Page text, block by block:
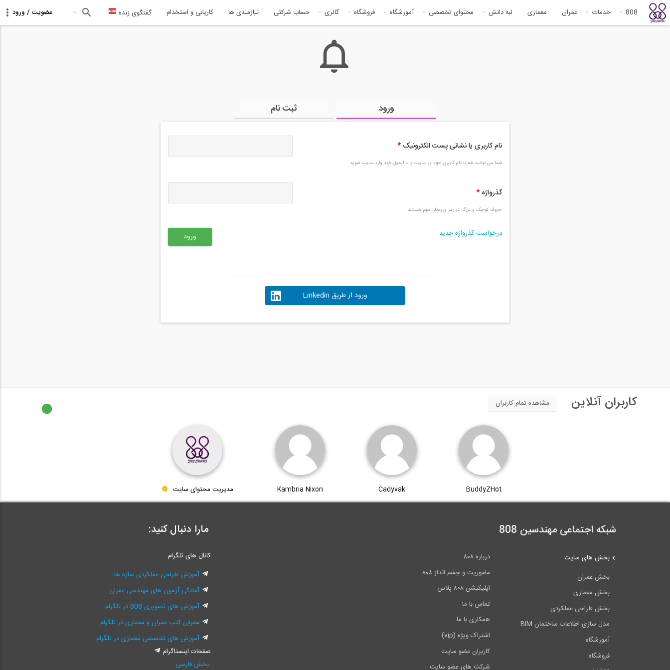
808 خدمات عمران معماری لبه دانش محتوای تخصصی آموزشگاه فروشگاه گالری حساب شرکتی نیازمندی ها کاریابی و استخدام گفتگوی زنده
ورود ثبت نام
نام کاربری یا نشانی پست الکترونیک *
شما می توانید هم با نام کاربری خود در سایت و یا ایمیل خود وارد سایت شوید.
گذرواژه *
حروف کوچک و بزرگ در رمز ورودتان مهم هستند.
درخواست گذرواژه جدید
ورود از طریق Linkedin
کاربران آنلاین مشاهده تمام کاربران
BuddyZHot
Cadyvak
Kambria Nixon مدیریت محتوای سایت
شبکه اجتماعی مهندسین 808
درباره ۸۰۸
ماموریت و چشم انداز ۸۰۸
اپلیکیشن ۸۰۸ پلاس
تماس با ما
همکاری با ما
اشتراک ویژه (vip)
کاربران عضو سایت
شرکت های عضو سایت
بخش های سایت
بخش عمران
بخش معماری
بخش طراحی عملکردی
مدل سازی اطلاعات ساختمان BIM
آموزشگاه
فروشگاه
مارا دنبال کنید:
کانال های تلگرام
آموزش طراحی عملکردی سازه ها
آمادگی آزمون های مهندسی عمران
آموزش های تصویری 808 در تلگرام
معرفی کتب عمران و معماری در تلگرام
آموزش های تخصصی معماری در تلگرام
صفحات اینستاگرام
بخش فارسی